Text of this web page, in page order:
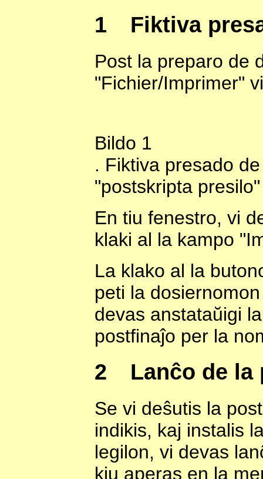
1 Fiktiva
Post la preparo de
"Fichier/Imprimer"
Bildo 1
. Fiktiva presado
"postskripta
En tiu fenestro, vi
klaki al la kampo
La klako al la
peti la
devas anstataŭigi
postfinaĵo per la
2 Lanĉo de
Se vi deŝutis la
indikis, kaj instalis
legilon, vi devas
kiu aperas en la